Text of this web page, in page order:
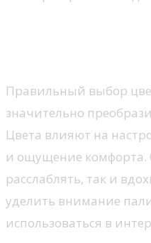
Правильный выбор
значительно
Цвета влияют на
и ощущение комфорта.
расслаблять, так и
уделить внимание
использоваться в